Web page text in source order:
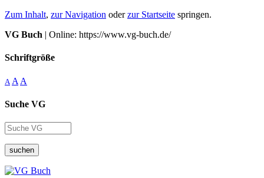
Zum Inhalt, zur Navigation oderzur Startseite springen.
VG Buch | Online: https://www.vg-buch.de/
Schriftgröße
A A A
Suche VG
suchen